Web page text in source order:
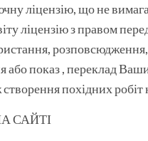
ліцензію, що не
ліцензію з правом
показ , переклад
похідних робіт
САЙТІ